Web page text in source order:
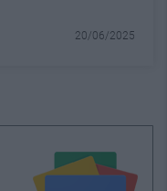
20/06/2025